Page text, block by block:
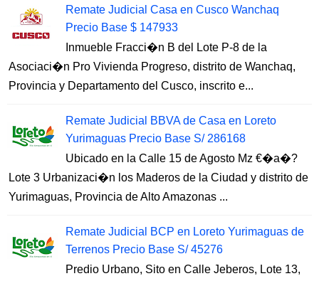
Remate Judicial Casa en Cusco Wanchaq
Precio Base $ 147933
Inmueble Fracci�n B del Lote P-8 de la
Asociaci�n Pro Vivienda Progreso, distrito de Wanchaq,
Provincia y Departamento del Cusco, inscrito e...
Remate Judicial BBVA de Casa en Loreto
Yurimaguas Precio Base S/ 286168
Ubicado en la Calle 15 de Agosto Mz €�a�?
Lote 3 Urbanizaci�n los Maderos de la Ciudad y distrito de
Yurimaguas, Provincia de Alto Amazonas ...
Remate Judicial BCP en Loreto Yurimaguas de
Terrenos Precio Base S/ 45276
Predio Urbano, Sito en Calle Jeberos, Lote 13,